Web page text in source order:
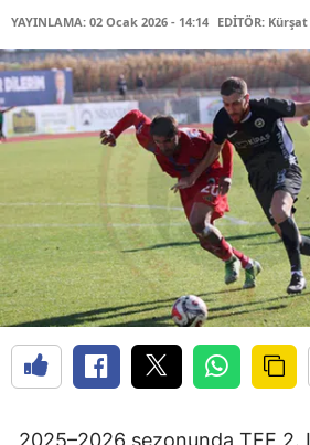
YAYINLAMA: 02 Ocak 2026 - 14:14 EDİTÖR: